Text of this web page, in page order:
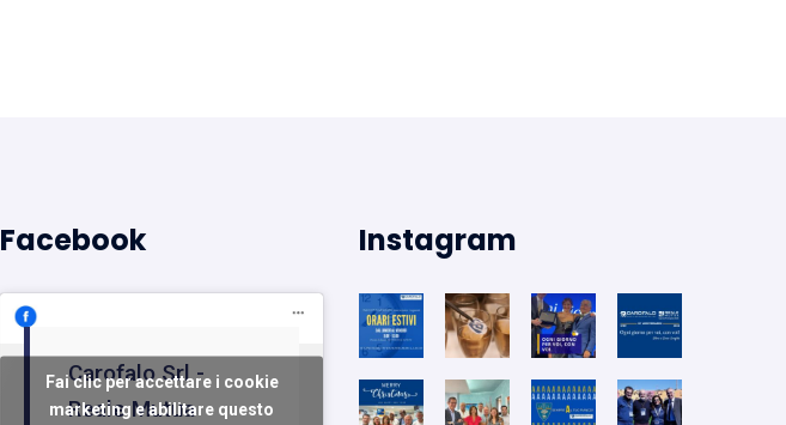
Facebook
Carofalo Srl -
Reale Mutua
Fai clic per accettare i cookie
marketing e abilitare questo
Instagram